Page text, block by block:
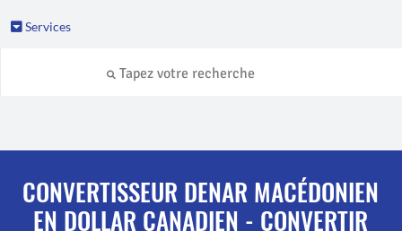
Services
CONVERTISSEUR DENAR MACÉDONIEN
EN DOLLAR CANADIEN - CONVERTIR